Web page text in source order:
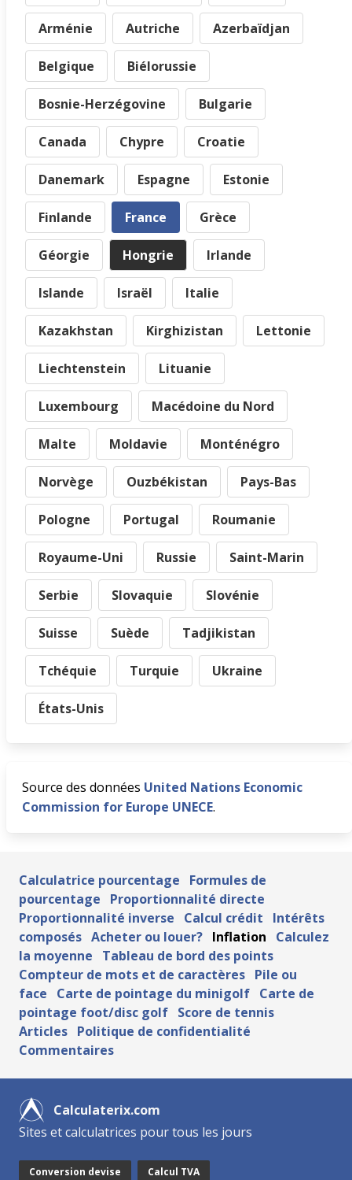
Arménie Autriche Azerbaïdjan
Belgique Biélorussie
Bosnie-Herzégovine Bulgarie
Canada Chypre Croatie
Danemark Espagne Estonie
Finlande France Grèce
Géorgie Hongrie Irlande
Islande Israël Italie
Kazakhstan Kirghizistan Lettonie
Liechtenstein Lituanie
Luxembourg Macédoine du Nord
Malte Moldavie Monténégro
Norvège Ouzbékistan Pays-Bas
Pologne Portugal Roumanie
Royaume-Uni Russie Saint-Marin
Serbie Slovaquie Slovénie
Suisse Suède Tadjikistan
Tchéquie Turquie Ukraine
États-Unis
Source des données United Nations Economic
Commission for Europe UNECE.
Calculatrice pourcentage
Formules de
pourcentage
Proportionnalité directe
Proportionnalité inverse
Calcul crédit
Intérêts
composés Acheter ou louer? Inflation
Calculez
la moyenne
Tableau de bord des points
Compteur de mots et de caractères Pile ou
face
Carte de pointage du minigolf Carte de
pointage foot/disc golf Score de tennis
Articles Politique de confidentialité
Commentaires
Calculaterix.com
Sites et calculatrices pour tous les jours
Conversion devise Calcul TVA